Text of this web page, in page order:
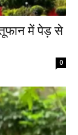
में पेड़ से
0